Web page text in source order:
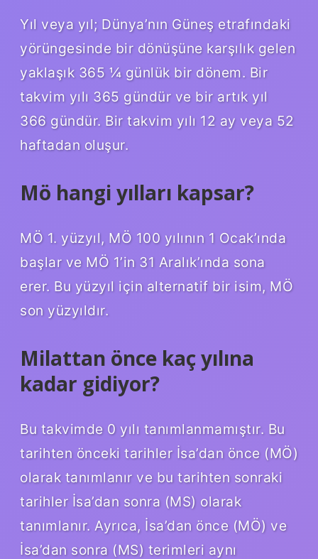
Yıl veya yıl; Dünya’nın Güneş etrafındaki
yörüngesinde bir dönüşüne karşılık gelen
yaklaşık 365 ¼ günlük bir dönem. Bir
takvim yılı 365 gündür ve bir artık yıl
366 gündür. Bir takvim yılı 12 ay veya 52
haftadan oluşur.
Mö hangi yılları kapsar?
MÖ 1. yüzyıl, MÖ 100 yılının 1 Ocak’ında
başlar ve MÖ 1’in 31 Aralık’ında sona
erer. Bu yüzyıl için alternatif bir isim, MÖ
son yüzyıldır.
Milattan önce kaç yılına
kadar gidiyor?
Bu takvimde 0 yılı tanımlanmamıştır. Bu
tarihten önceki tarihler İsa’dan önce (MÖ)
olarak tanımlanır ve bu tarihten sonraki
tarihler İsa’dan sonra (MS) olarak
tanımlanır. Ayrıca, İsa’dan önce (MÖ) ve
İsa’dan sonra (MS) terimleri aynı